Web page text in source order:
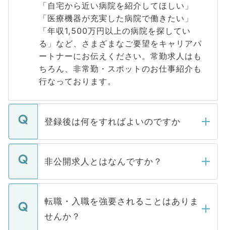
「自宅から近い病院を紹介してほしい」
「医療機器が充実した病院で働きたい」
「年収1,500万円以上の病院を探してい
る」など、さまざまなご要望をキャリアパ
ートナーにお伝えください。常勤求人はも
ちろん、非常勤・スポットのお仕事紹介も
行なっております。
登録後は何をすればよいのですか
ご登録いただきましたら、弊社担当者がご
登録内容を確認し、その後メールもしくは
ます。通常、5営業日以内にはご連絡をせて
いただきますので、しばらくお待ちくださ
非公開求人とはなんですか？
マイナビDOCTORで取り扱っている求人の
うち約3割は、Webサイトからご覧いただ
けない「非公開求人」です。非公開求人は
下記の理由によって、一般には公開してい
転職・入職を強要されることはありま
せんか？